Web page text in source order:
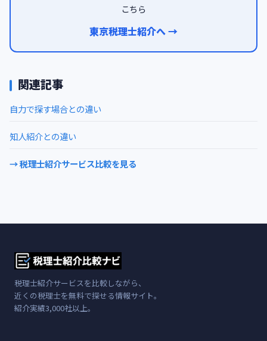
こちら
東京税理士紹介へ →
関連記事
自力で探す場合との違い
知人紹介との違い
→ 税理士紹介サービス比較を見る
税理士紹介サービスを比較しながら、
近くの税理士を無料で探せる情報サイト。
紹介実績3,000社以上。